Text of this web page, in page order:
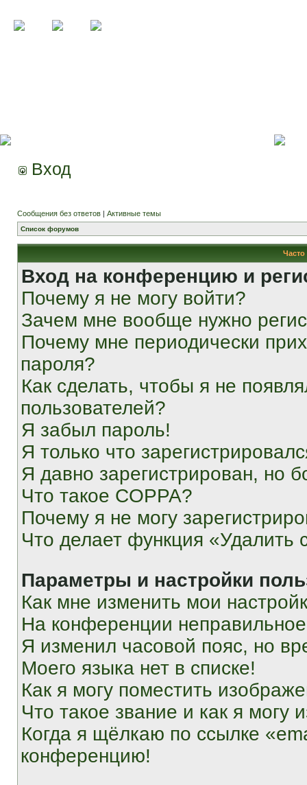
Вход
Сообщения без ответов | Активные темы
Список форумов
Вход на конференцию и
Почему я не могу войти?
Зачем мне вообще нужно
Почему мне периодически
пароля?
Как сделать, чтобы я не
пользователей?
Я забыл пароль!
Я только что
Я давно зарегистрирован, но
Что такое COPPA?
Почему я не могу
Что делает функция «Удалить
Параметры и настройки
Как мне изменить мои
На конференции
Я изменил часовой пояс, но
Моего языка нет в списке!
Как я могу поместить
Что такое звание и как я могу
Когда я щёлкаю по ссылке
конференцию!